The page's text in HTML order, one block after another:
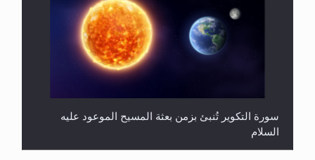
سورة التكوير تُنبئ بزمن بعثة المسيح الموعود عليه
السلام